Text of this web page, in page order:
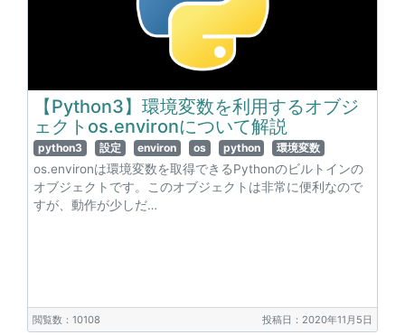
【Python3】環境変数を利用するオブジ
ェクトos.environについて解説
python3 設定 environ os python 環境変数
os.environは環境変数を取得できるPythonのビルトインの
オブジェクトです。このオブジェクトは非常に便利なので
すが、動作が少しだ…
閲覧数：10108 投稿日：2020年11月5日